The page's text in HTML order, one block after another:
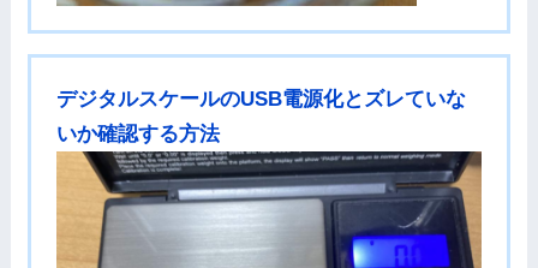
デジタルスケールのUSB電源化とズレていな
いか確認する方法